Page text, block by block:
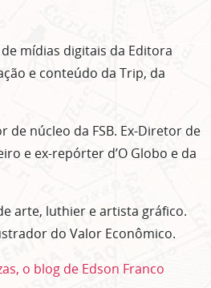
mídias digitais da Editora
e conteúdo da Trip, da
de núcleo da FSB. Ex-Diretor de
e ex-repórter d’O Globo e da
arte, luthier e artista gráfico.
do Valor Econômico.
o blog de Edson Franco